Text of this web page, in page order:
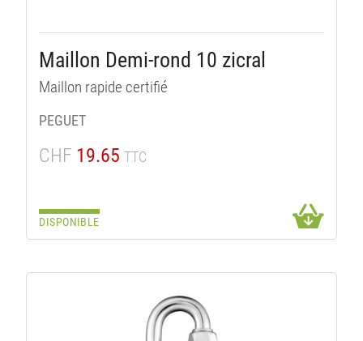
Maillon Demi-rond 10 zicral
Maillon rapide certifié
PEGUET
CHF 19.65 TTC
DISPONIBLE